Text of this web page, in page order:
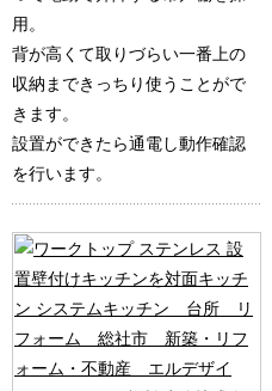
用。
背が高くて取りづらい一番上の
収納まできっちり使うことがで
きます。
設置ができたら通電し動作確認
を行います。